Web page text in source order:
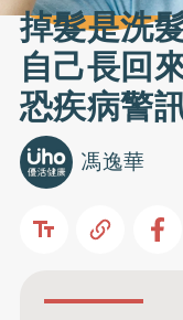
掉髮是洗
自己長回
恐疾病警
馮逸華